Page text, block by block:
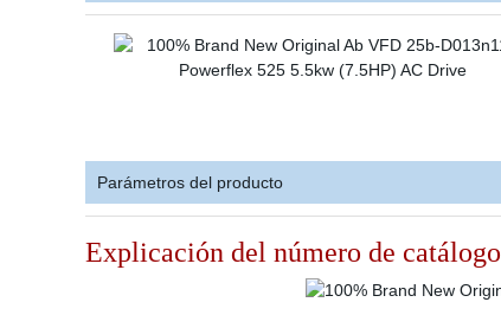
Parámetros del producto
Explicación del número de catálogo